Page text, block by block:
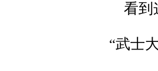
看到
“武士